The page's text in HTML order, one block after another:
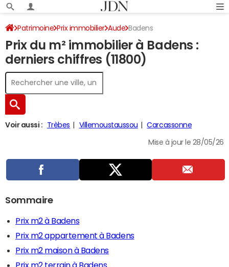
Patrimoine Prix immobilier Aude Badens
Prix du m² immobilier à Badens :
derniers chiffres (11800)
Voir aussi : Trèbes Villemoustaussou Carcassonne
Mise à jour le 28/05/26
Sommaire
Prix m2 à Badens
Prix m2 appartement à Badens
Prix m2 maison à Badens
Prix m2 terrain à Badens